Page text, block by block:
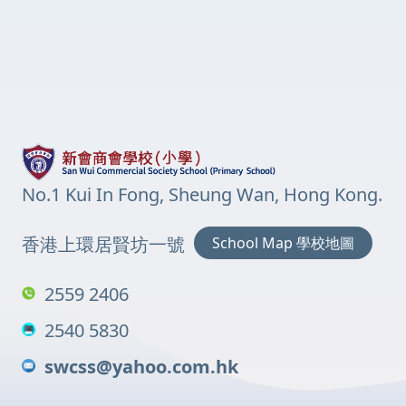
No.1 Kui In Fong, Sheung Wan, Hong Kong.
香港上環居賢坊一號 School Map 學校地圖
2559 2406
2540 5830
swcss@yahoo.com.hk